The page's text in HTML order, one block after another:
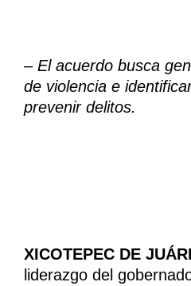
– ⁠⁠⁠El acuerdo busca
de violencia e
prevenir delitos.
XICOTEPEC DE
liderazgo del